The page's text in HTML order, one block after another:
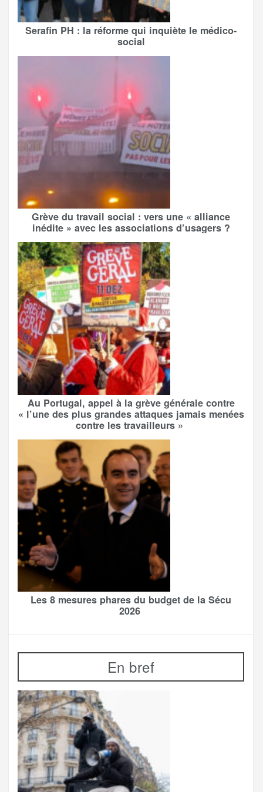
Serafin PH : la réforme qui inquiète le médico-
social
Grève du travail social : vers une « alliance
inédite » avec les associations d’usagers ?
Au Portugal, appel à la grève générale contre
« l’une des plus grandes attaques jamais menées
contre les travailleurs »
Les 8 mesures phares du budget de la Sécu
2026
En bref